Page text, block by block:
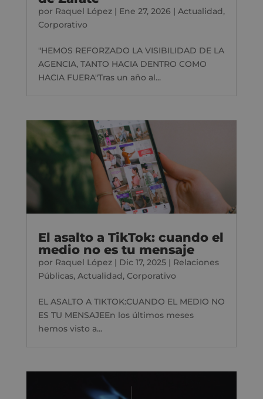
por Raquel López| Ene 27, 2026 | Actualidad,
Corporativo
"HEMOS REFORZADO LA VISIBILIDAD DE LA
AGENCIA, TANTO HACIA DENTRO COMO
HACIA FUERA"Tras un año al...
El asalto a TikTok: cuando el
medio no es tu mensaje
por Raquel López| Dic 17, 2025| Relaciones
Públicas, Actualidad, Corporativo
EL ASALTO A TIKTOK:CUANDO EL MEDIO NO
ES TU MENSAJEEn los últimos meses
hemos visto a...